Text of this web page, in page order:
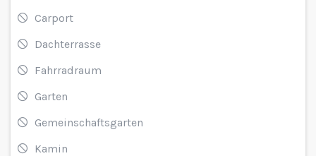
Carport
Dachterrasse
Fahrradraum
Garten
Gemeinschaftsgarten
Kamin